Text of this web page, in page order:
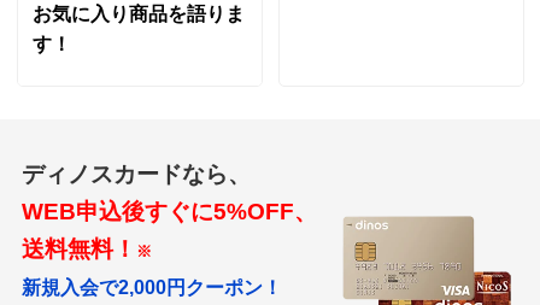
2023/12/09
この度はディノスでのお買い上げをありがとうござ
いました。
また貴重なご意見を頂戴し、重ねて感謝いたしま
す。
玄関マットに置いても可愛いですね！
お気に入り商品を語りま
す！
ディノスカードなら、
WEB申込後すぐに5%OFF、
送料無料！ ※
新規入会で2,000円クーポン！